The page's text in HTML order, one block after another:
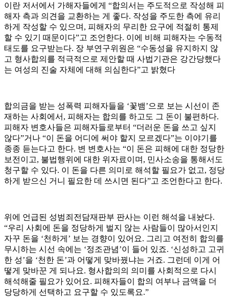
이란 저서에서 가해자들에게 “합의서는 주도적으로 작성해 피
해자 측과 의견을 교환하는 게 좋다. 작성을 주도한 측에 유리
하게 작성할 수 있으며, 피해자의 무리한 요구에 적절히 통제
할 수 있기 때문이다”고 조언한다. 이에 비해 피해자는 수동적
태도를 요구받는다. 장 부연구위원은 “수동성을 유지하지 않
고 형사합의를 적극적으로 제안할 때 사법기관은 강간당했다
는 여성의 진술 자체에 대해 의심한다”고 밝혔다
합의금을 받는 성폭력 피해자들을 ‘꽃뱀’으로 보는 시선이 존
재하는 사회에서, 피해자는 합의를 하고도 그 돈이 불편하다.
피해자 변호사들은 피해자들로부터 “더러운 돈을 쓰고 싶지
않다”거나 “이 돈을 어디에 써야 할지 모르겠다”는 이야기를
종종 듣는다고 한다. 변 변호사는 “이 돈은 피해에 대한 정당한
보전이고, 불법행위에 대한 위자료이며, 민사소송을 통해서도
청구할 수 있다. 이 돈을 다른 의미로 해석할 필요가 없고, 정당
하게 받으신 거니 필요한 데 쓰시면 된다”고 조언한다고 한다.
위에 언급된 성범죄전담재판부 판사는 이런 해석을 내놨다.
“우리 사회에 돈을 정당하게 벌지 않는 사람들이 많아서인지
자꾸 돈을 ‘천하게’ 보는 경향이 있어요. 그리고 여전히 합의를
무시하는 시선 속에는 ‘정조관념’이 들어 있죠. ‘신성하고 고귀
한 성’을 ‘천한 돈’과 어떻게 맞바꿨냐는 거죠. 그런데 이게 어
떻게 맞바꾼 게 되나요. 형사합의의 의미를 사회적으로 다시
해석해줄 필요가 있어요. 피해자들이 합의 여부나 금액을 더
당당하게 선택하고 요구할 수 있도록요.”